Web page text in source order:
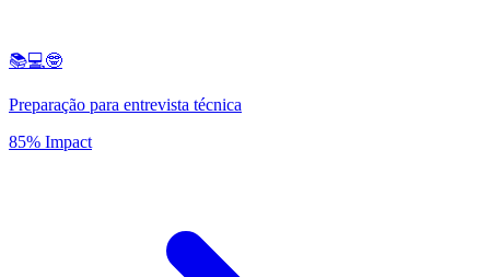
📚💻🤓
Preparação para entrevista técnica
85% Impact